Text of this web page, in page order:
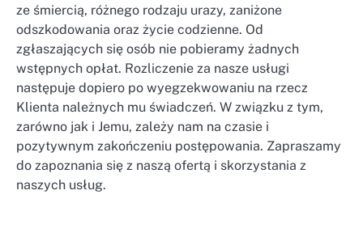
ze śmiercią, różnego rodzaju urazy, zaniżone
odszkodowania oraz życie codzienne. Od
zgłaszających się osób nie pobieramy żadnych
wstępnych opłat. Rozliczenie za nasze usługi
następuje dopiero po wyegzekwowaniu na rzecz
Klienta należnych mu świadczeń. W związku z tym,
zarówno jak i Jemu, zależy nam na czasie i
pozytywnym zakończeniu postępowania. Zapraszamy
do zapoznania się z naszą ofertą i skorzystania z
naszych usług.